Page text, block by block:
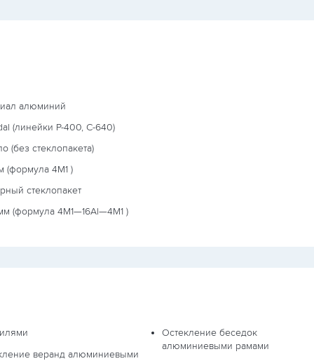
алюминий
(линейки P-400, С-640)
(без стеклопакета)
(формула 4М1 )
стеклопакет
(формула 4М1—16Al—4М1 )
веранд алюминиевыми
Остекление беседок
алюминиевыми рамами